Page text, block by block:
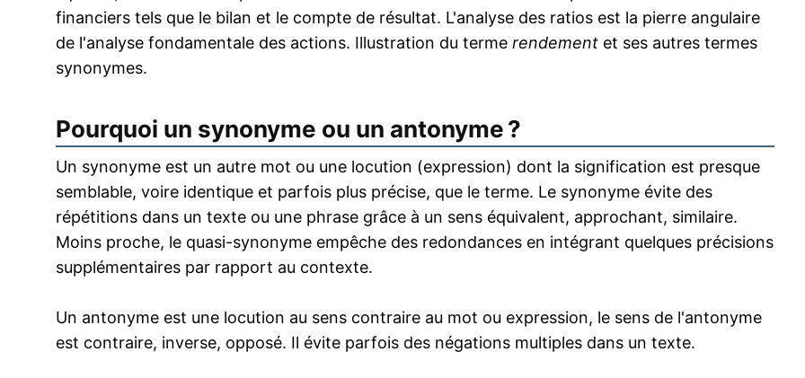
financiers tels que le bilan et le compte de résultat. L'analyse des ratios est la pierre angulaire
de l'analyse fondamentale des actions. Illustration du terme rendement et ses autres termes
synonymes.
Pourquoi un synonyme ou un antonyme ?
Un synonyme est un autre mot ou une locution (expression) dont la signification est presque
semblable, voire identique et parfois plus précise, que le terme. Le synonyme évite des
répétitions dans un texte ou une phrase grâce à un sens équivalent, approchant, similaire.
Moins proche, le quasi-synonyme empêche des redondances en intégrant quelques précisions
supplémentaires par rapport au contexte.
Un antonyme est une locution au sens contraire au mot ou expression, le sens de l'antonyme
est contraire, inverse, opposé. Il évite parfois des négations multiples dans un texte.